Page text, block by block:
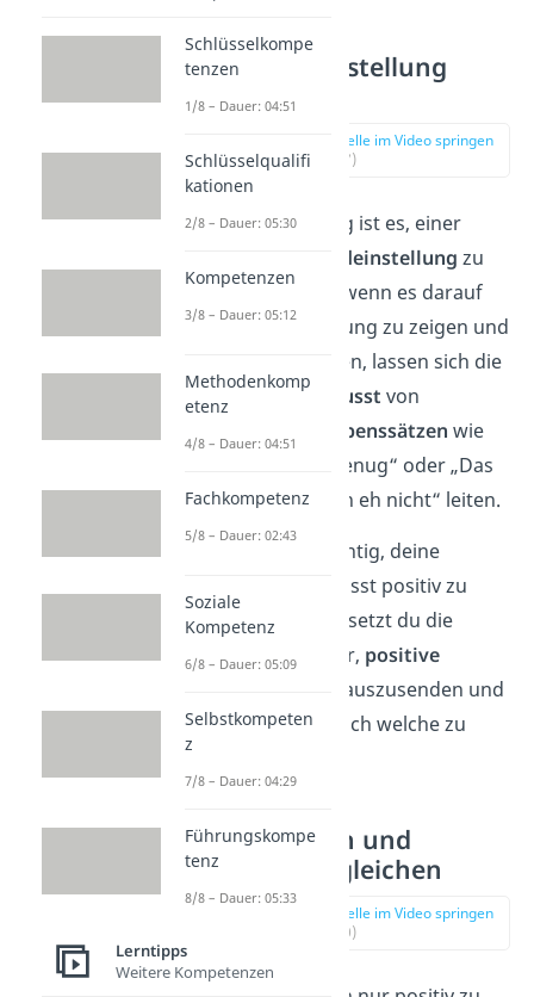
3. Grundeinstellung
ändern
zur Stelle im Video springen
(01:47)
Genauso wichtig ist es, einer
positiven Grundeinstellung zu
folgen. Gerade wenn es darauf
ankommt, Leistung zu zeigen und
Ziele zu erreichen, lassen sich die
meistenunbewusst von
negativen Glaubenssätzen wie
„Du bist nicht genug“ oder „Das
schaffst du doch eh nicht“ leiten.
Daher ist es wichtig, deine
Gedanken bewusst positiv zu
formulieren. So setzt du die
Grundlage
dafür, positive
auszusenden und
im Gegenzug auch welche zu
4. Gedanken und
Gefühle angleichen
zur Stelle im Video springen
(02:20)
Schlüsselkompe
tenzen
1/8 – Dauer: 04:51
Schlüsselqualifi
kationen
2/8 – Dauer: 05:30
Kompetenzen
3/8 – Dauer: 05:12
Methodenkomp
etenz
4/8 – Dauer: 04:51
Fachkompetenz
5/8 – Dauer: 02:43
Soziale
Kompetenz
6/8 – Dauer: 05:09
Selbstkompeten
z
7/8 – Dauer: 04:29
Führungskompe
tenz
8/8 – Dauer: 05:33
Lerntipps
Weitere Kompetenzen